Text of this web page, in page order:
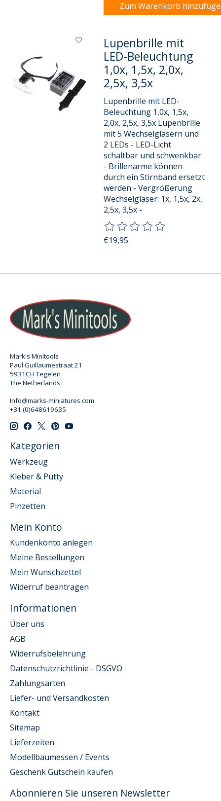
Zum Warenkorb
Lupenbrille mit
LED-Beleuchtung
1,0x, 1,5x, 2,0x,
2,5x, 3,5x
Lupenbrille mit LED-
Beleuchtung 1,0x, 1,5x,
2,0x, 2,5x, 3,5x Lupenbrille
mit 5 Wechselgläsern und
2 LEDs - LED-Licht
schaltbar und schwenkbar
- Brillenarme können
durch ein Stirnband ersetzt
werden - Vergrößerung
Wechselgläser: 1x, 1,5x, 2x,
2,5x, 3,5x -
Die Bewertung dieses
€19,95
Mark's Minitools
Paul Guillaumestraat 21
5931CH Tegelen
The Netherlands
Info@marks-miniatures.com
+31 (0)648619635
Kategorien
Werkzeug
Kleber & Putty
Material
Pinzetten
Mein Konto
Kundenkonto anlegen
Meine Bestellungen
Mein Wunschzettel
Widerruf beantragen
Informationen
Über uns
AGB
Widerrufsbelehrung
Datenschutzrichtlinie - DSGVO
Zahlungsarten
Liefer- und Versandkosten
Kontakt
Sitemap
Lieferzeiten
Modellbaumessen / Events
Geschenk Gutschein kaufen
Abonnieren Sie unseren Newsletter